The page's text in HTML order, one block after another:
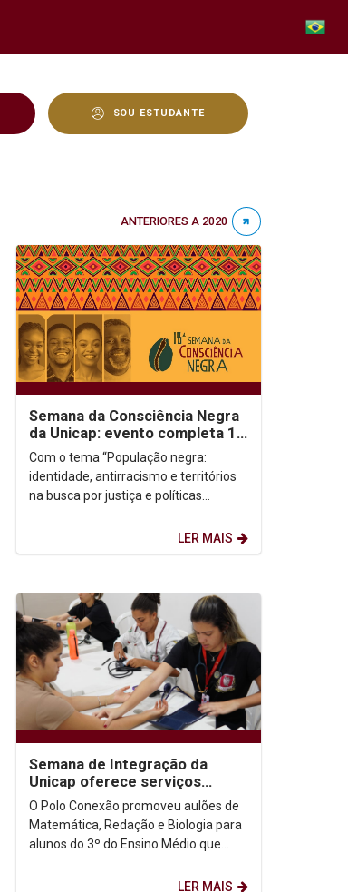
SOU ESTUDANTE
ANTERIORES A 2020
Semana da Consciência Negra
da Unicap: evento completa 18
anos e debate a identidade e...
Com o tema “População negra:
identidade, antirracismo e territórios
na busca por justiça e políticas
Consciência Negra da Unicap...LER MAIS
Semana de Integração da
Unicap oferece serviços
gratuitos à população
O Polo Conexão promoveu aulões de
Matemática, Redação e Biologia para
alunos do 3º do Ensino Médio que
LER MAIS